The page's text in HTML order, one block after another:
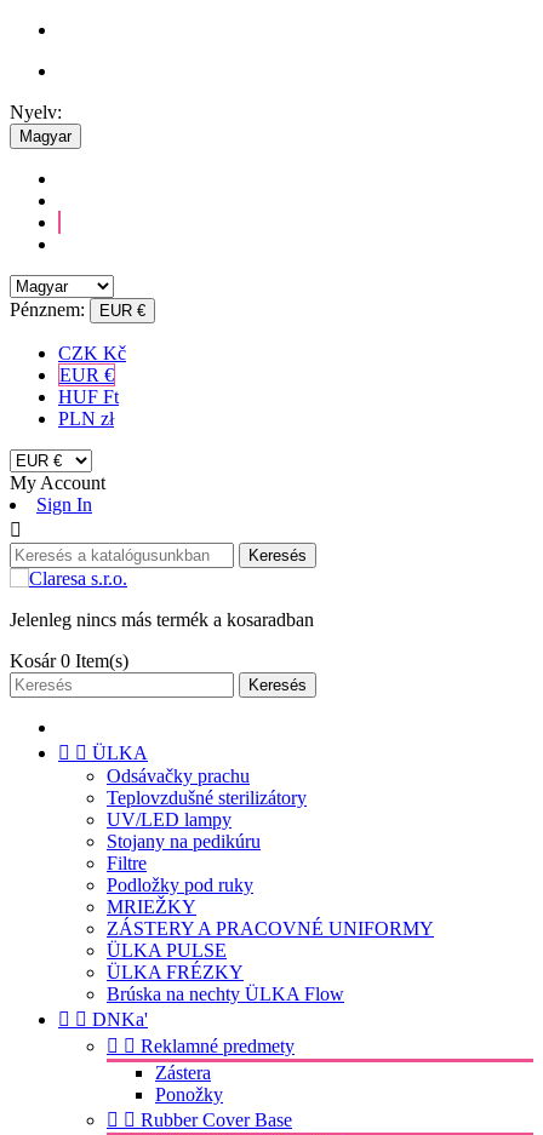
Nyelv:
Magyar
Pénznem: EUR €
CZK Kč
EUR €
HUF Ft
PLN zł
My Account
Sign In

Keresés
Jelenleg nincs más termék a kosaradban
Kosár 0 Item(s)
Keresés
  ÜLKA
Odsávačky prachu
Teplovzdušné sterilizátory
UV/LED lampy
Stojany na pedikúru
Filtre
Podložky pod ruky
MRIEŽKY
ZÁSTERY A PRACOVNÉ UNIFORMY
ÜLKA PULSE
ÜLKA FRÉZKY
Brúska na nechty ÜLKA Flow
  DNKa'
  Reklamné predmety
Zástera
Ponožky
  Rubber Cover Base